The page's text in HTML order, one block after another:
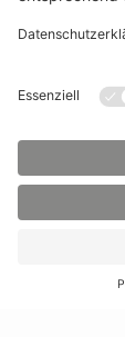
Alle